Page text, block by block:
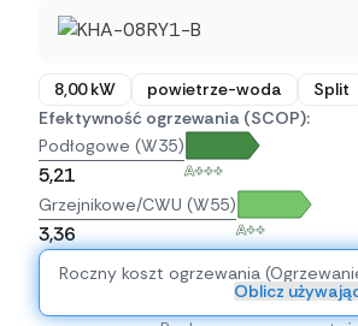
8,00 kW powietrze-woda
Split
Efektywność ogrzewania (SCOP):
Podłogowe (W35)
5,21 A+++
Grzejnikowe/CWU (W55)
3,36 A++
Roczny koszt ogrzewania
Oblicz